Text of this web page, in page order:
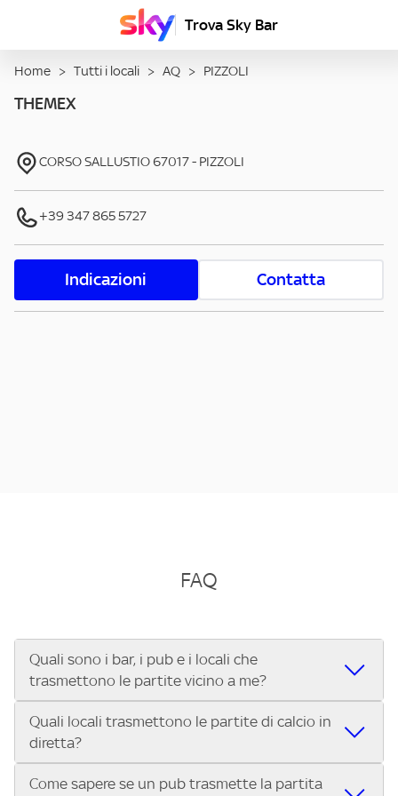
Trova Sky Bar
Home > Tutti i locali > AQ > PIZZOLI
THEMEX
CORSO SALLUSTIO67017- PIZZOLI
+39 347 865 5727
Indicazioni Contatta
FAQ
Quali sono i bar, i pub e i locali che
trasmettono le partite vicino a me?
Se cerchi un bar, pub, ristorante o locale vicino a te per
vedere le partite di Serie A ENILIVE, la Serie C Sky Wifi, la
UEFA Champions League, la UEFA Europa League, la UEFA
Conference League, il Tennis, la Formula 1®, la MotoGP™ e
Quali locali trasmettono le partite di calcio in
diretta?
Vuoi sapere quali bar, pub o ristoranti mostrano le partite
Come sapere se un pub trasmette la partita